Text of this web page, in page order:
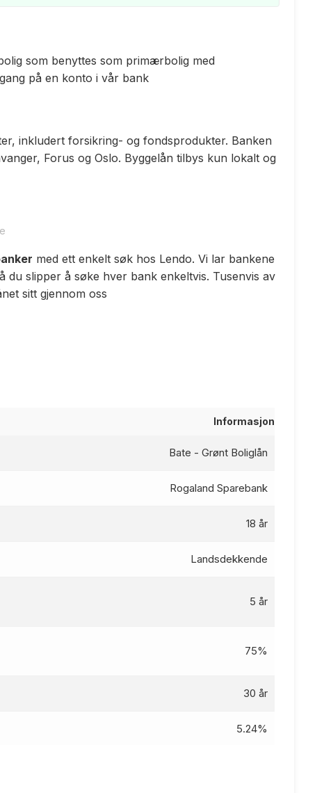
som benyttes som primærbolig med
på en konto i vår bank
inkludert forsikring- og fondsprodukter. Banken
Forus og Oslo. Byggelån tilbys kun lokalt og
med ett enkelt søk hos Lendo. Vi lar bankene
du slipper å søke hver bank enkeltvis. Tusenvis av
sitt gjennom oss
Informasjon
Bate - Grønt Boliglån
Rogaland Sparebank
18 år
Landsdekkende
5 år
75%
30 år
5.24%